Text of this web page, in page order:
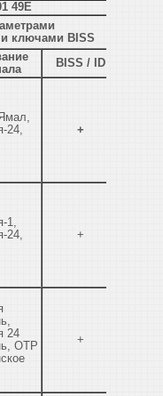
49E
ключами BISS
BISS / ID
24,
+
1,
24,
+
24
ОТР
+